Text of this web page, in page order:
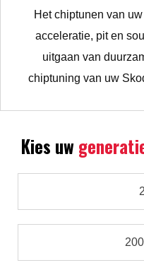
Het chiptunen van
acceleratie, pit en
uitgaan van
chiptuning van uw
Kies uw